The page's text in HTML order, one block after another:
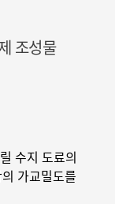
조성물
수지 도료의
가교밀도를